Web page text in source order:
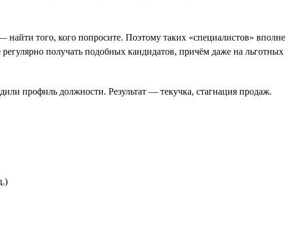
того, кого попросите. Поэтому таких «специалистов» вполне
получать подобных кандидатов, причём даже на льготных
профиль должности. Результат — текучка, стагнация продаж.